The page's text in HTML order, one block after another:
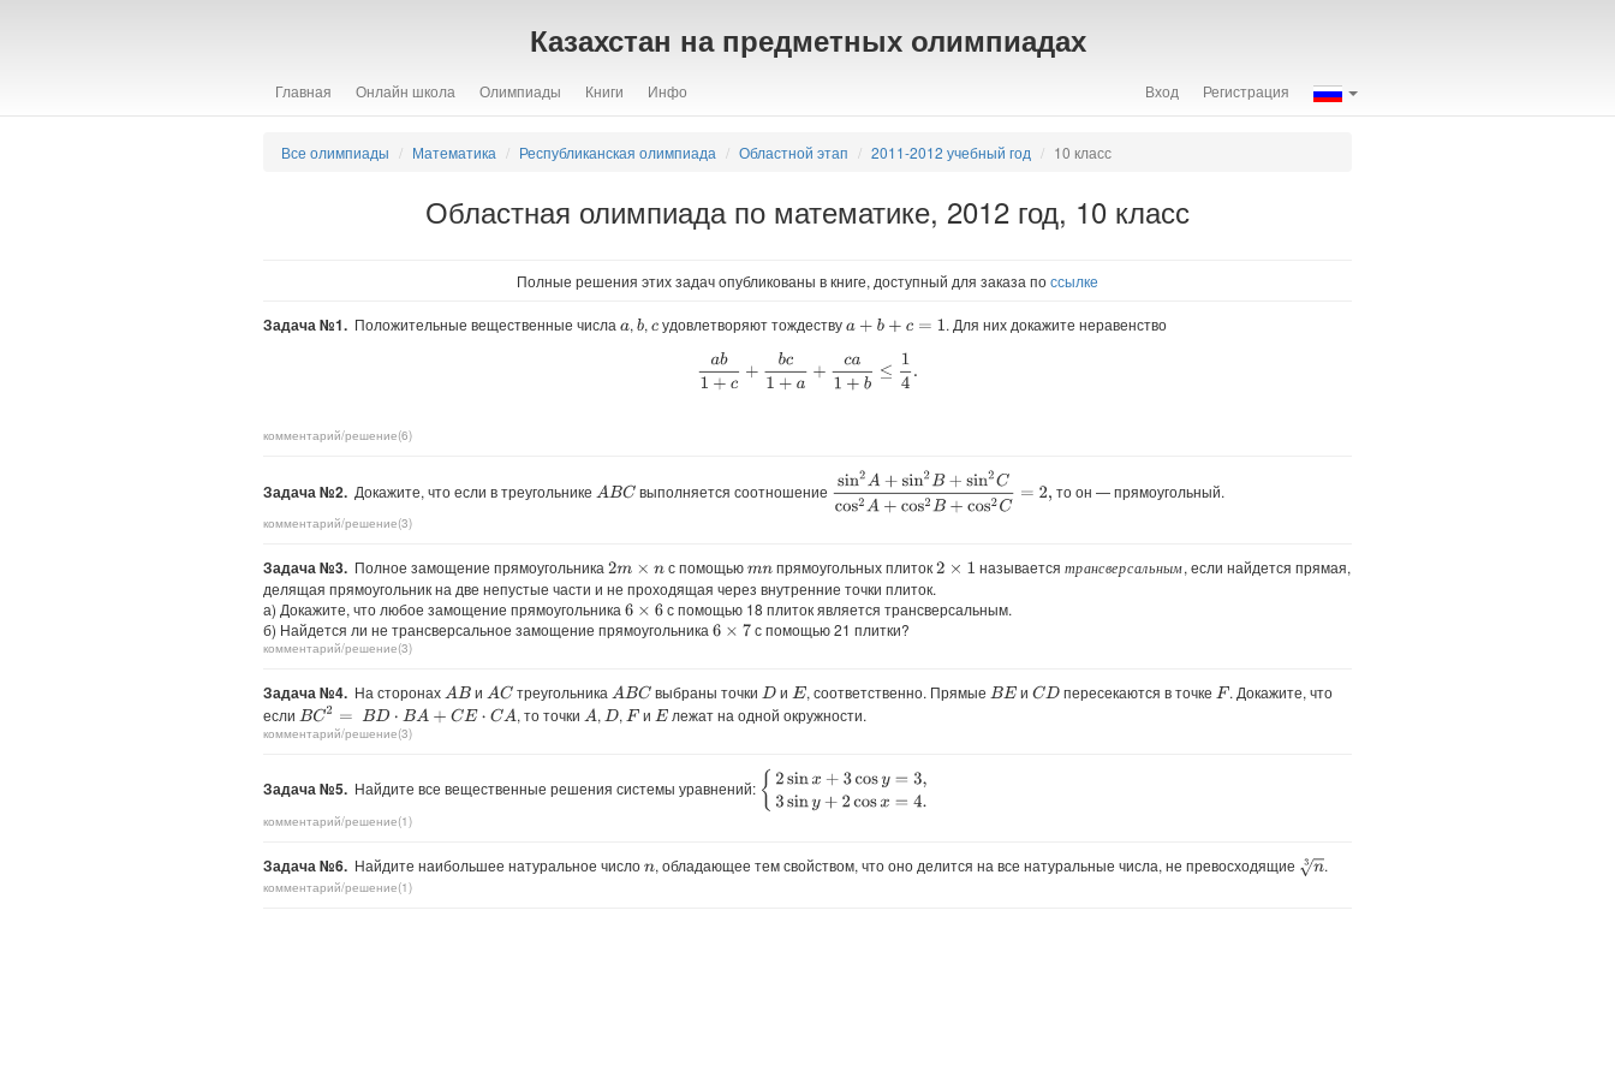
Казахстан на предметных олимпиадах
Главная Онлайн школа Олимпиады Книги Инфо Вход Регистрация
Все олимпиады Математика Республиканская олимпиада Областной этап 2011-2012 учебный год 10 класс
Областная олимпиада по математике, 2012 год, 10 класс
Полные решения этих задач опубликованы в книге, доступный для заказа поссылке
Задача №1. Положительные вещественные числа a, b, cудовлетворяют тождествуa+b+c =1
. Для них докажите неравенство
a
+ bc1 + 1+b .
комментарий/решение(6)
Задача №2. Докажите, что если в треугольнике ABC выполняется соотношение
sin2A+sin2B+sin2C cos2A+
то он — прямоугольный.
комментарий/решение(3)
Задача №3. Полное замощение прямоугольника 2m× n с помощьюmn прямоугольных плиток2 ×1 называется трансверсальным
трансверсальным, если найдется прямая,
делящая прямоугольник на две непустые части и не проходящая через внутренние точки плиток.
а) Докажите, что любое замощение прямоугольника 6 ×6
с помощью 18 плиток является трансверсальным.
б) Найдется ли не трансверсальное замощение прямоугольника 6 ×7 с помощью 21 плитки?
комментарий/решение(3)
Задача №4. На сторонахAB и AC треугольника ABC выбраны точки D и E, соответственно. Прямые BE и CD пересекаются в точке F . Докажите, что
если BC2= BD ⋅BA+ C E⋅C A , то точки A , D, F и Eлежат на одной окружности.
комментарий/решение(3)
Задача №5. Найдите все вещественные решения системы уравнений: 2 sinx+3cos y=3,3sin y+ 2cos
комментарий/решение(1)
Задача №6. Найдите наибольшее натуральное числоn, обладающее тем свойством, что оно делится на все натуральные числа, не превосходящие n3 .
комментарий/решение(1)